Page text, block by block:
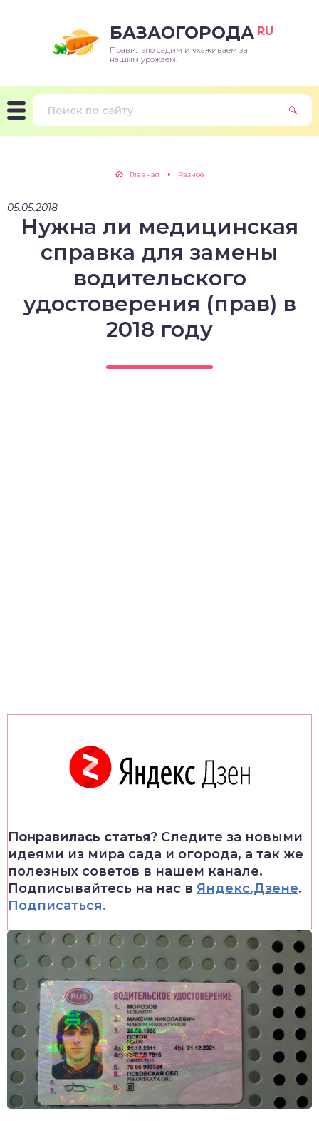
БАЗАОГОРОДА RU
Правильно садим и ухаживаем за
нашим урожаем.
Главная Разное
05.05.2018
Нужна ли медицинская
справка для замены
водительского
удостоверения (прав) в
2018 году
Понравилась статья? Следите за новыми
идеями из мира сада и огорода, а так же
полезных советов в нашем канале.
Подписывайтесь на нас в Яндекс.Дзене.
Подписаться.